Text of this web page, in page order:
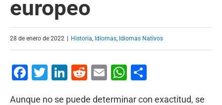
europeo
28 de enero de 2022 Historia, Idiomas, Idiomas Nativos
Facebook
Twitter
LinkedIn
Reddit
EmailWhatsApp
Aunque no se puede determinar con exactitud, se